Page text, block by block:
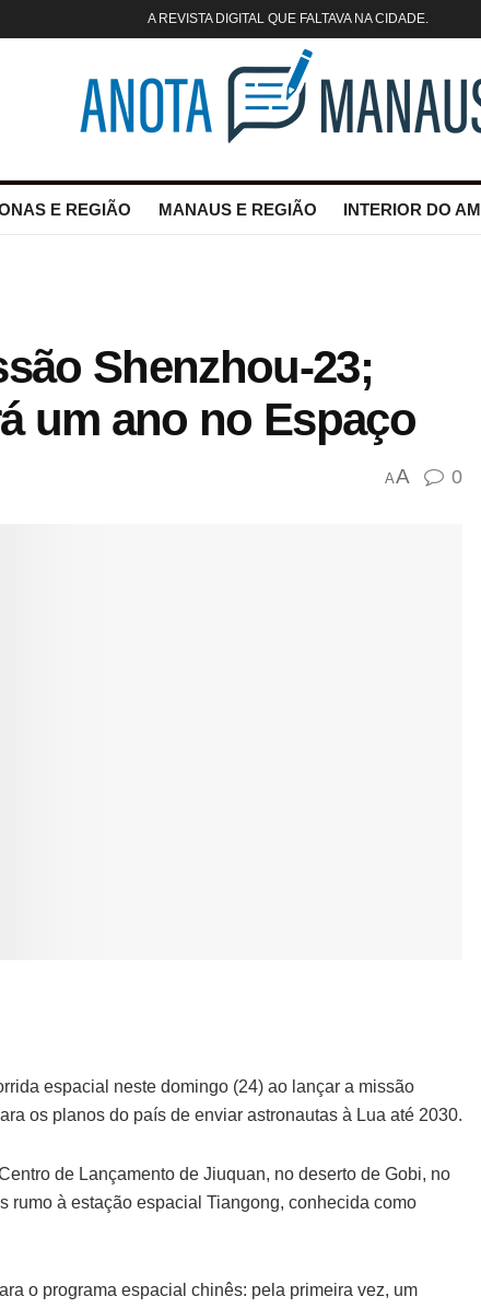
A REVISTA DIGITAL QUE FALTAVA NA CIDADE.
E REGIÃO MANAUS E REGIÃO INTERIOR DO AM
Shenzhou-23;
um ano no Espaço
AA 0
espacial neste domingo (24) ao lançar a missão
os planos do país de enviar astronautas à Lua até 2030.
de Lançamento de Jiuquan, no deserto de Gobi, no
rumo à estação espacial Tiangong, conhecida como
o programa espacial chinês: pela primeira vez, um